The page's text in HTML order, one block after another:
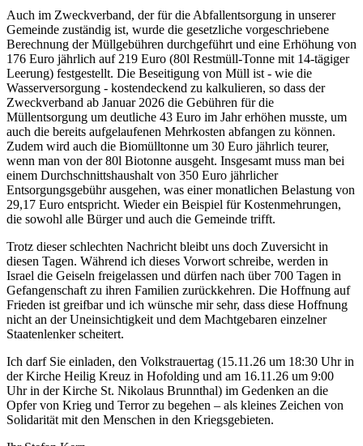
Auch im Zweckverband, der für die Abfallentsorgung in unserer
Gemeinde zuständig ist, wurde die gesetzliche vorgeschriebene
Berechnung der Müllgebühren durchgeführt und eine Erhöhung von
176 Euro jährlich auf 219 Euro (80l Restmüll-Tonne mit 14-tägiger
Leerung) festgestellt. Die Beseitigung von Müll ist - wie die
Wasserversorgung - kostendeckend zu kalkulieren, so dass der
Zweckverband ab Januar 2026 die Gebühren für die
Müllentsorgung um deutliche 43 Euro im Jahr erhöhen musste, um
auch die bereits aufgelaufenen Mehrkosten abfangen zu können.
Zudem wird auch die Biomülltonne um 30 Euro jährlich teurer,
wenn man von der 80l Biotonne ausgeht. Insgesamt muss man bei
einem Durchschnittshaushalt von 350 Euro jährlicher
Entsorgungsgebühr ausgehen, was einer monatlichen Belastung von
29,17 Euro entspricht. Wieder ein Beispiel für Kostenmehrungen,
die sowohl alle Bürger und auch die Gemeinde trifft.
Trotz dieser schlechten Nachricht bleibt uns doch Zuversicht in
diesen Tagen. Während ich dieses Vorwort schreibe, werden in
Israel die Geiseln freigelassen und dürfen nach über 700 Tagen in
Gefangenschaft zu ihren Familien zurückkehren. Die Hoffnung auf
Frieden ist greifbar und ich wünsche mir sehr, dass diese Hoffnung
nicht an der Uneinsichtigkeit und dem Machtgebaren einzelner
Staatenlenker scheitert.
Ich darf Sie einladen, den Volkstrauertag (15.11.26 um 18:30 Uhr in
der Kirche Heilig Kreuz in Hofolding und am 16.11.26 um 9:00
Uhr in der Kirche St. Nikolaus Brunnthal) im Gedenken an die
Opfer von Krieg und Terror zu begehen – als kleines Zeichen von
Solidarität mit den Menschen in den Kriegsgebieten.